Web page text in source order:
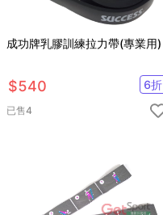
成功牌乳膠訓練拉力帶(專業用)
$540 6折
已售4